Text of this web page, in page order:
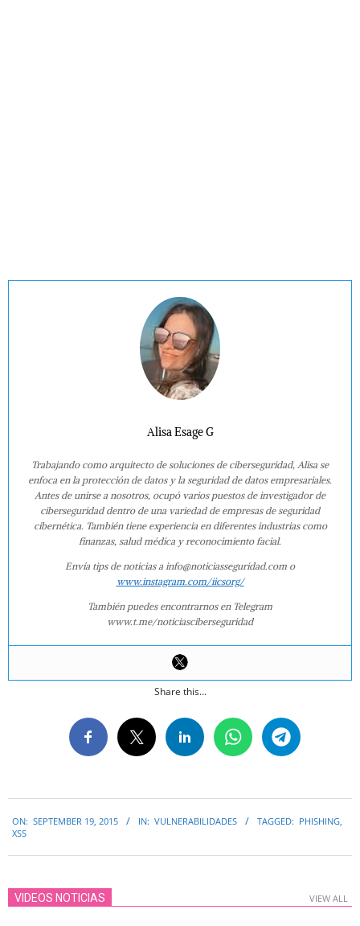
Alisa Esage G
Trabajando como arquitecto de soluciones de ciberseguridad, Alisa se
enfoca en la protección de datos y la seguridad de datos empresariales.
Antes de unirse a nosotros, ocupó varios puestos de investigador de
ciberseguridad dentro de una variedad de empresas de seguridad
cibernética. También tiene experiencia en diferentes industrias como
finanzas, salud médica y reconocimiento facial.
Envía tips de noticias a info@noticiasseguridad.com o
www.instagram.com/iicsorg/
También puedes encontrarnos en Telegram
www.t.me/noticiasciberseguridad
Share this...
09-
ON: SEPTEMBER 19, 2015 IN: VULNERABILIDADES TAGGED: PHISHING,
XSS
VIDEOS NOTICIAS VIEW ALL